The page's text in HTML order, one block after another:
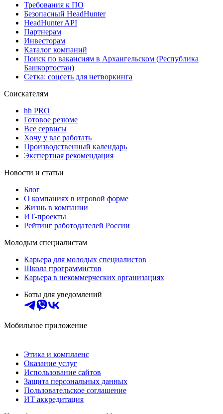
Требования к ПО
Безопасный HeadHunter
HeadHunter API
Партнерам
Инвесторам
Каталог компаний
Поиск по вакансиям в Архангельском (Республика
Башкортостан)
Сетка: соцсеть для нетворкинга
Соискателям
hh PRO
Готовое резюме
Все сервисы
Хочу у вас работать
Производственный календарь
Экспертная рекомендация
Новости и статьи
Блог
О компаниях в игровой форме
Жизнь в компании
ИТ-проекты
Рейтинг работодателей России
Молодым специалистам
Карьера для молодых специалистов
Школа программистов
Карьера в некоммерческих организациях
Боты для уведомлений
Мобильное приложение
Этика и комплаенс
Оказание услуг
Использование сайтов
Защита персональных данных
Пользовательское соглашение
ИТ аккредитация